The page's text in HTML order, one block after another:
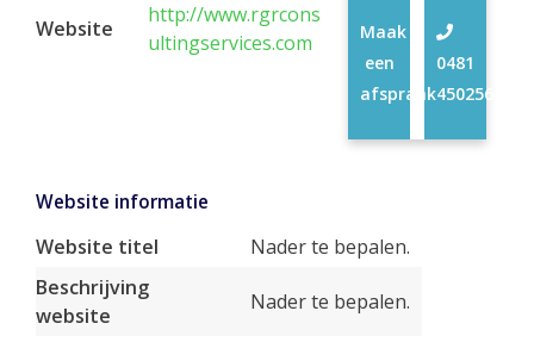
Website
http://www.rgrcons
ultingservices.com
0481
450256
Maak
een
afspraak
Website informatie
Website titel
Nader te bepalen.
Beschrijving
website
Nader te bepalen.